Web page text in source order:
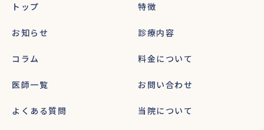
トップ 特徴
お知らせ 診療内容
コラム 料金について
医師一覧 お問い合わせ
よくある質問 当院について